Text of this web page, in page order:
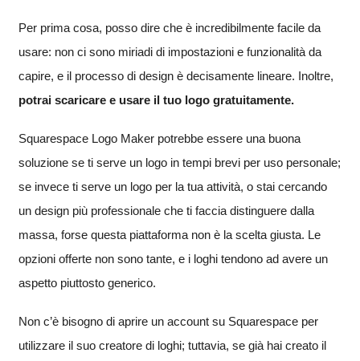
Per prima cosa, posso dire che è incredibilmente facile da
usare: non ci sono miriadi di impostazioni e funzionalità da
capire, e il processo di design è decisamente lineare. Inoltre,
potrai scaricare e usare il tuo logo gratuitamente.
Squarespace Logo Maker potrebbe essere una buona
soluzione se ti serve un logo in tempi brevi per uso personale;
se invece ti serve un logo per la tua attività, o stai cercando
un design più professionale che ti faccia distinguere dalla
massa, forse questa piattaforma non è la scelta giusta. Le
opzioni offerte non sono tante, e i loghi tendono ad avere un
aspetto piuttosto generico.
Non c’è bisogno di aprire un account su Squarespace per
utilizzare il suo creatore di loghi; tuttavia, se già hai creato il